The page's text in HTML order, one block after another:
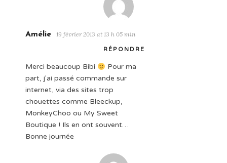
Amélie 19 février 2013 at 13 h 05 min
RÉPONDRE
Merci beaucoup Bibi
Pour ma
part, j'ai passé commande sur
internet, via des sites trop
chouettes comme Bleeckup,
MonkeyChoo ou My Sweet
Boutique ! Ils en ont souvent…
Bonne journée